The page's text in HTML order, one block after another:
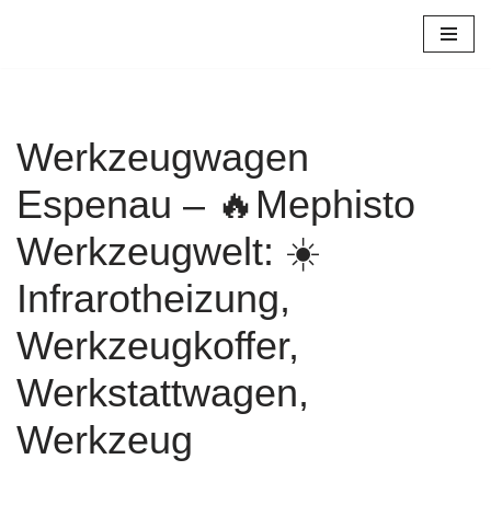
Werkzeugwagen
Espenau – 🔥Mephisto
Werkzeugwelt: ☀️
Infrarotheizung,
Werkzeugkoffer,
Werkstattwagen,
Werkzeug